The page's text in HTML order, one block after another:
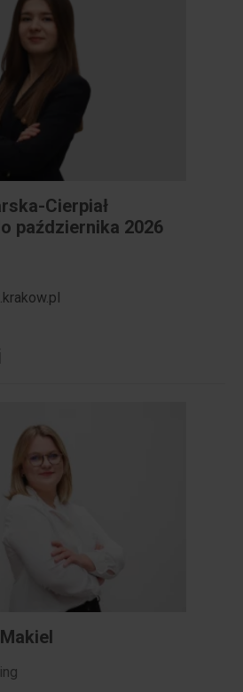
Cierpiał
października 2026